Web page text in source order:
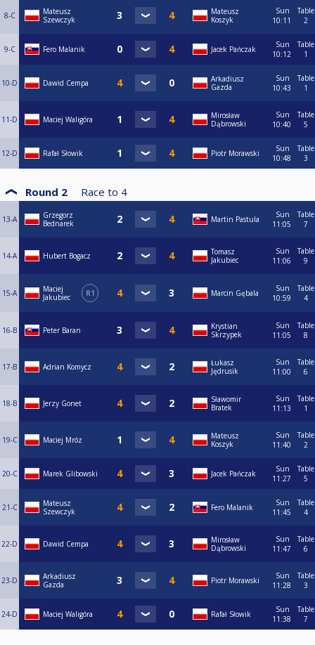
8-C
Mateusz
Szewczyk
Mateusz
Koszyk
Sun
10:11
Table
2
9-C Fero Malanik Jacek Pańczak
Sun
10:12
Table
1
10-D Dawid Cempa
Arkadiusz
Gazda
Sun
10:43
Table
1
11-D Maciej Waligóra
Mirosław
Dąbrowski
Sun
10:40
Table
5
12-D Rafał Słowik Piotr Morawski
Sun
10:48
Table
3
Round 2 Race to 4
13-A
Grzegorz
Bednarek
Martin Pastula
Sun
11:05
Table
7
14-A Hubert Bogacz
Tomasz
Jakubiec
Sun
11:06
Table
9
15-A
Maciej
Jakubiec
R1 Marcin Gębala
Sun
10:59
Table
4
16-B Peter Baran
Krystian
Skrzypek
Sun
11:05
Table
8
17-B Adrian Komycz
Łukasz
Jędrusik
Sun
11:00
Table
6
18-B Jerzy Gonet
Sławomir
Bratek
Sun
11:13
Table
1
19-C Maciej Mróz
Mateusz
Koszyk
Sun
11:40
Table
2
20-C Marek Glibowski Jacek Pańczak
Sun
11:27
Table
5
21-C
Mateusz
Szewczyk
Fero Malanik
Sun
11:45
Table
4
22-D Dawid Cempa
Mirosław
Dąbrowski
Sun
11:47
Table
6
23-D
Arkadiusz
Gazda
Piotr Morawski
Sun
11:28
Table
3
24-D Maciej Waligóra Rafał Słowik
Sun
11:38
Table
7